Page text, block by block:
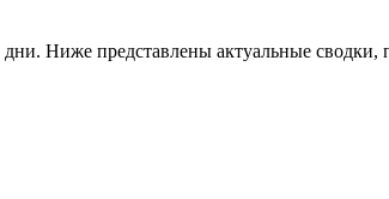
Ниже представлены актуальные